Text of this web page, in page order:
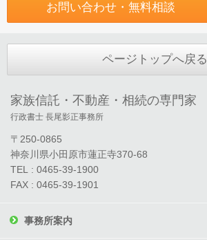
お問い合わせ・無料相談
ページトップへ戻る
家族信託・不動産・相続の専門家
行政書士 長尾影正事務所
〒250-0865
神奈川県小田原市蓮正寺370-68
TEL : 0465-39-1900
FAX : 0465-39-1901
事務所案内